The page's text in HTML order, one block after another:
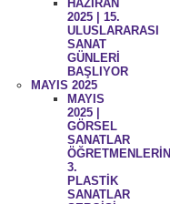
HAZİRAN
2025 | 15.
ULUSLARARASI
SANAT
GÜNLERİ
BAŞLIYOR
MAYIS 2025
MAYIS
2025 |
GÖRSEL
SANATLAR
3.
PLASTİK
SANATLAR